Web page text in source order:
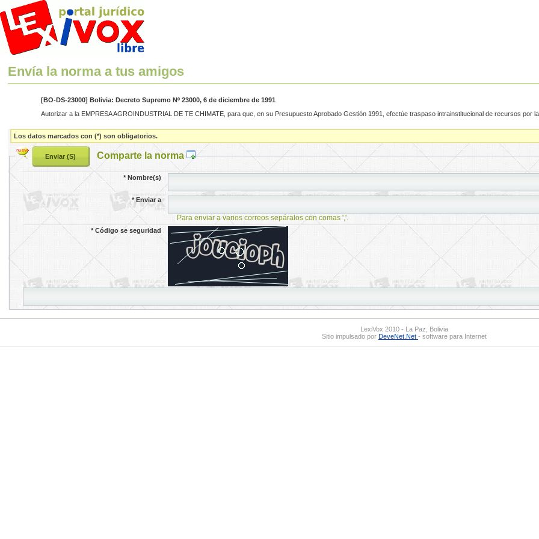
Envía la norma a tus amigos
[BO-DS-23000] Bolivia: Decreto Supremo Nº 23000, 6 de diciembre de 1991
Autorizar a la EMPRESA AGROINDUSTRIAL DE TE CHIMATE, para que, en su Presupuesto Aprobado Gestión 1991, efectúe traspaso intrainstitucional de recursos por
Los datos marcados con (*) son obligatorios.
Comparte la norma
*Nombre(s)
*Enviar a
Para enviar a varios correos sepáralos con comas ','.
*Código se seguridad
LexiVox 2010 - La Paz, Bolivia
Sitio impulsado por DeveNet.Net - software para Internet